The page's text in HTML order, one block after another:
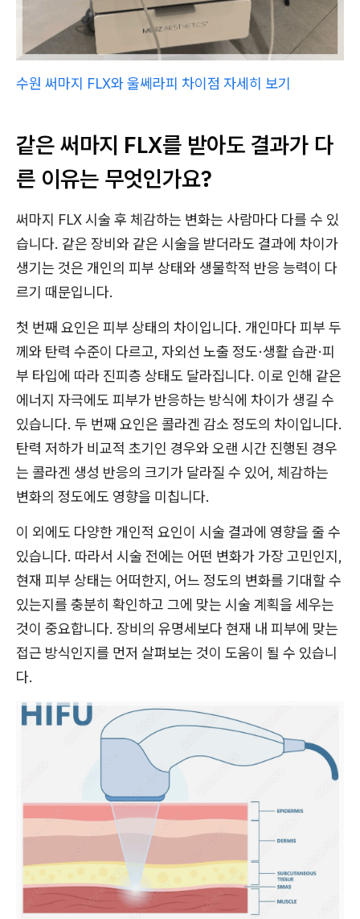
수원 써마지 FLX와 울쎄라피 차이점 자세히 보기
같은 써마지 FLX를 받아도 결과가 다
른 이유는 무엇인가요?
써마지 FLX 시술 후 체감하는 변화는 사람마다 다를 수 있
습니다. 같은 장비와 같은 시술을 받더라도 결과에 차이가
생기는 것은 개인의 피부 상태와 생물학적 반응 능력이 다
르기 때문입니다.
첫 번째 요인은 피부 상태의 차이입니다. 개인마다 피부 두
께와 탄력 수준이 다르고, 자외선 노출 정도·생활 습관·피
부 타입에 따라 진피층 상태도 달라집니다. 이로 인해 같은
에너지 자극에도 피부가 반응하는 방식에 차이가 생길 수
있습니다. 두 번째 요인은 콜라겐 감소 정도의 차이입니다.
탄력 저하가 비교적 초기인 경우와 오랜 시간 진행된 경우
는 콜라겐 생성 반응의 크기가 달라질 수 있어, 체감하는
변화의 정도에도 영향을 미칩니다.
이 외에도 다양한 개인적 요인이 시술 결과에 영향을 줄 수
있습니다. 따라서 시술 전에는 어떤 변화가 가장 고민인지,
현재 피부 상태는 어떠한지, 어느 정도의 변화를 기대할 수
있는지를 충분히 확인하고 그에 맞는 시술 계획을 세우는
것이 중요합니다. 장비의 유명세보다 현재 내 피부에 맞는
접근 방식인지를 먼저 살펴보는 것이 도움이 될 수 있습니
다.